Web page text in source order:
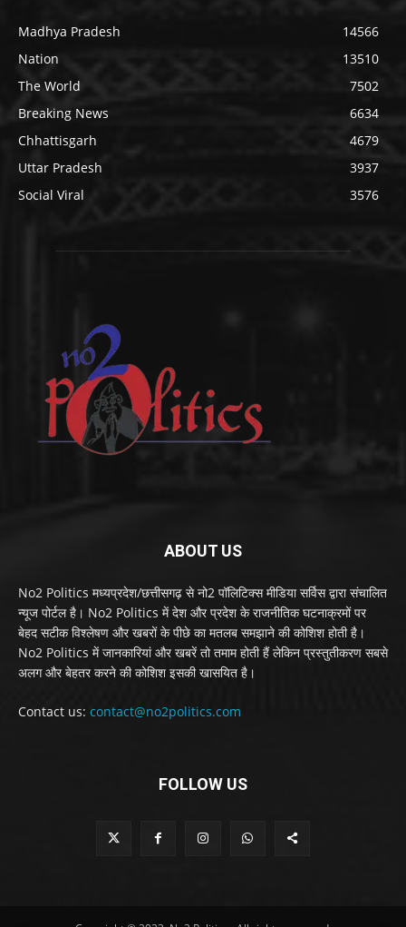
Madhya Pradesh
14566
Nation
13510
The World
7502
Breaking News
6634
Chhattisgarh
4679
Uttar Pradesh
3937
Social Viral
3576
ABOUT US
No2 Politics मध्यप्रदेश/छत्तीसगढ़ से नो2 पॉलिटिक्स मीडिया सर्विस द्वारा संचालित
न्यूज पोर्टल है। No2 Politics में देश और प्रदेश के राजनीतिक घटनाक्रमों पर
बेहद सटीक विश्लेषण और खबरों के पीछे का मतलब समझाने की कोशिश होती है।
No2 Politics में जानकारियां और खबरें तो तमाम होती हैं लेकिन प्रस्तुतीकरण सबसे
अलग और बेहतर करने की कोशिश इसकी खासयित है।
Contact us: contact@no2politics.com
FOLLOW US